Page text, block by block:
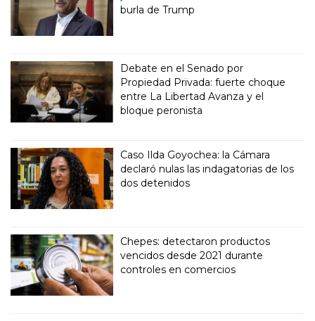
burla de Trump
Debate en el Senado por
Propiedad Privada: fuerte choque
entre La Libertad Avanza y el
bloque peronista
Caso Ilda Goyochea: la Cámara
declaró nulas las indagatorias de los
dos detenidos
Chepes: detectaron productos
vencidos desde 2021 durante
controles en comercios